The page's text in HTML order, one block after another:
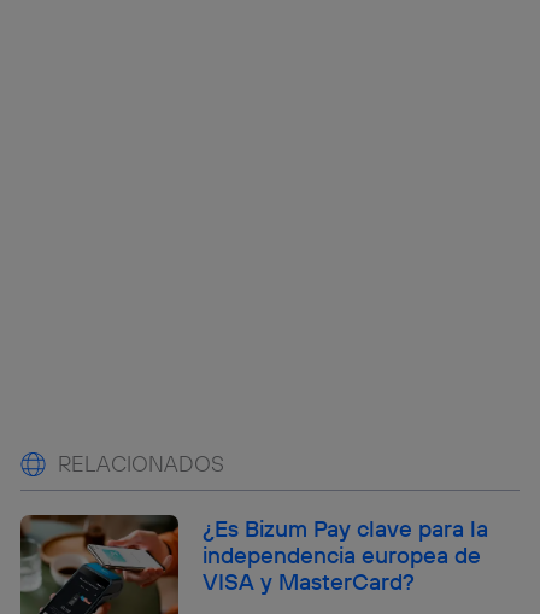
RELACIONADOS
¿Es Bizum Pay clave para la
independencia europea de
VISA y MasterCard?